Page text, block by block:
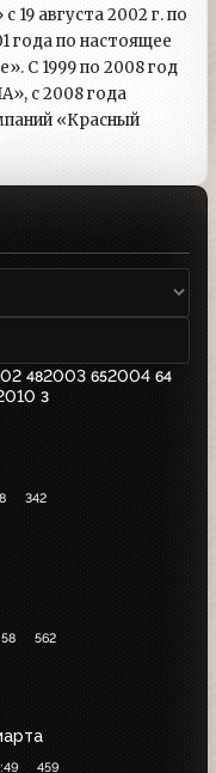
августа 2002 г. по
года по настоящее
С 1999 по 2008 год
с 2008 года
«Красный
482003 652004 64
3
342
562
459